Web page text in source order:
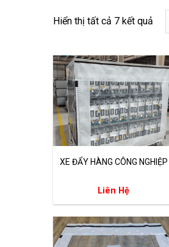
Hiển thị tất cả 7 kết quả
XE ĐẨY HÀNG CÔNG NGHIỆP
Liên Hệ